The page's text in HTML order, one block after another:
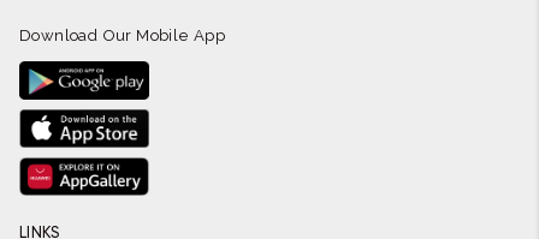
Download Our Mobile App
LINKS